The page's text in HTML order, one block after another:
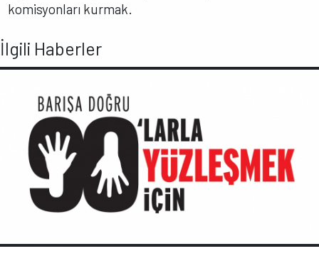
komisyonları kurmak.
İlgili Haberler